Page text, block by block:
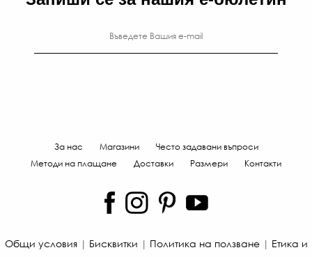
За нас Магазини
Често задавани въпроси
Методи на плащане
Доставки Размери Контакти
Общи условия| Бисквитки | Политика на ползване| Етика и